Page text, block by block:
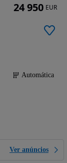
Automática
Ver anúncios
24 950 EUR